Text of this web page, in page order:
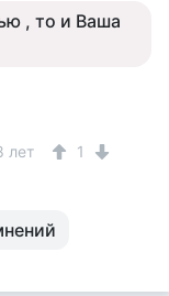
, то и Ваша
лет 1